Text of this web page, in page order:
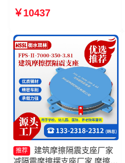
300-3.48源头工厂 摩擦式隔震
￥10437
推荐
建筑摩擦隔震支座厂家
减隔震摩擦摆支座厂家 摩擦摆